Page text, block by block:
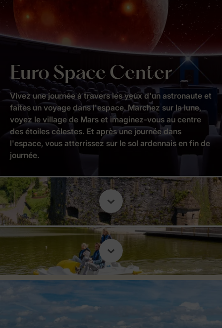
Euro Space Center
Vivez une journée à travers les yeux d'un astronaute et
faites un voyage dans l'espace. Marchez sur la lune,
voyez le village de Mars et imaginez-vous au centre
des étoiles célestes. Et après une journée dans
l'espace, vous atterrissez sur le sol ardennais en fin de
journée.